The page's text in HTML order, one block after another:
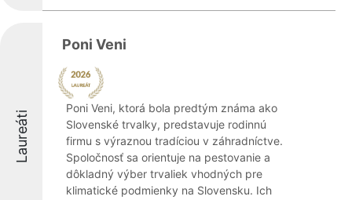
Laureáti
Poni Veni
Poni Veni, ktorá bola predtým známa ako
Slovenské trvalky, predstavuje rodinnú
firmu s výraznou tradíciou v záhradníctve.
Spoločnosť sa orientuje na pestovanie a
dôkladný výber trvaliek vhodných pre
klimatické podmienky na Slovensku. Ich